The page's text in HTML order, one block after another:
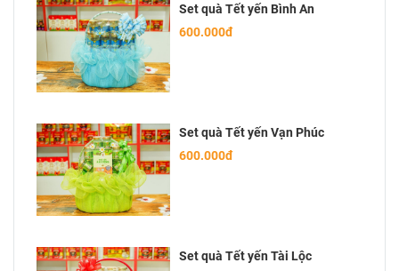
Set quà Tết yến Bình An
600.000đ
Set quà Tết yến Vạn Phúc
600.000đ
Set quà Tết yến Tài Lộc